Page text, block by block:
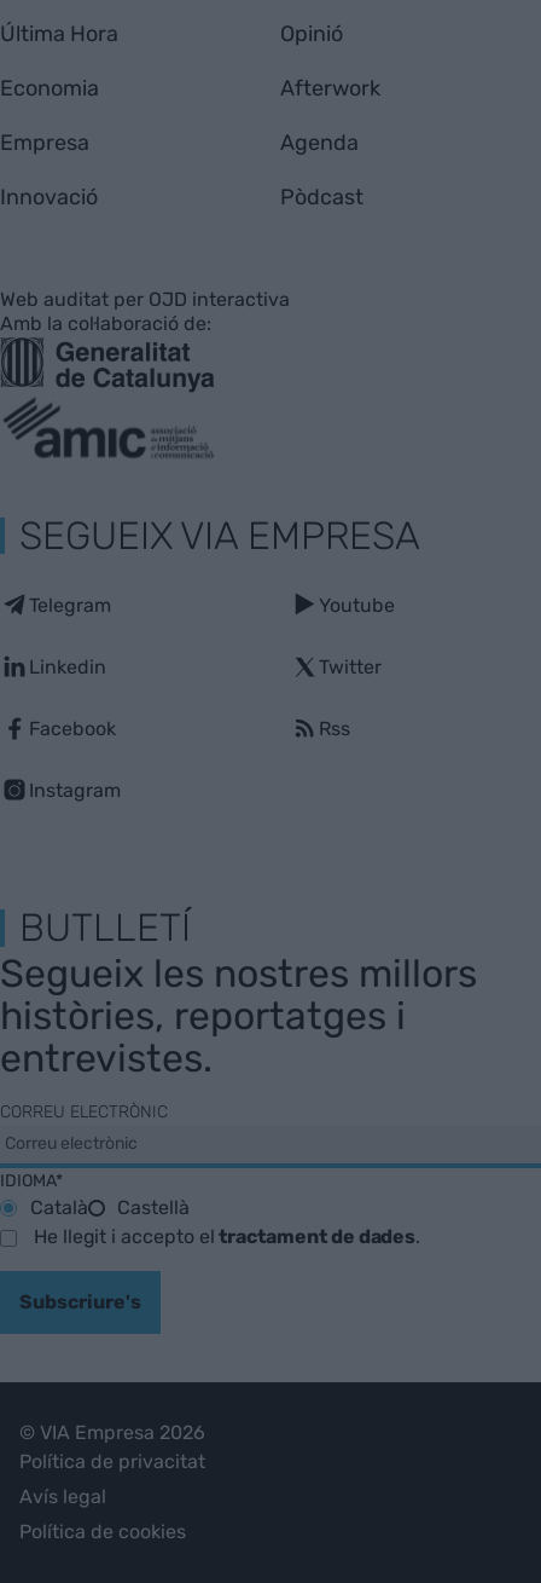
Última Hora
Economia
Empresa
Innovació
Opinió
Afterwork
Agenda
Pòdcast
Web auditat per OJD interactiva
Amb la col·laboració de:
SEGUEIX VIA EMPRESA
Telegram
Linkedin
Facebook
Instagram
Youtube
Twitter
Rss
BUTLLETÍ
Segueix les nostres millors
històries, reportatges i
entrevistes.
CORREU ELECTRÒNIC
IDIOMA*
Català
Castellà
He llegit i accepto eltractament de dades.
Subscriure's
© VIA Empresa 2026
Política de privacitat
Avís legal
Política de cookies